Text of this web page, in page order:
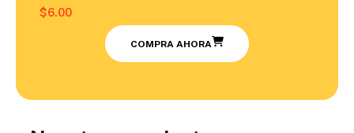
$6.00
COMPRA AHORA